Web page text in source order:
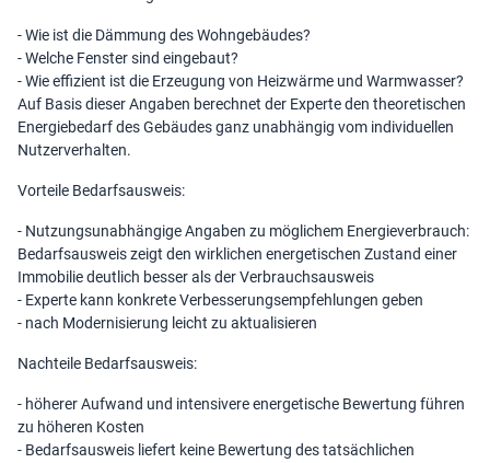
- Wie ist die Dämmung des Wohngebäudes?
- Welche Fenster sind eingebaut?
- Wie effizient ist die Erzeugung von Heizwärme und Warmwasser?
Auf Basis dieser Angaben berechnet der Experte den theoretischen
Energiebedarf des Gebäudes ganz unabhängig vom individuellen
Nutzerverhalten.
Vorteile Bedarfsausweis:
- Nutzungsunabhängige Angaben zu möglichem Energieverbrauch:
Bedarfsausweis zeigt den wirklichen energetischen Zustand einer
Immobilie deutlich besser als der Verbrauchsausweis
- Experte kann konkrete Verbesserungsempfehlungen geben
- nach Modernisierung leicht zu aktualisieren
Nachteile Bedarfsausweis:
- höherer Aufwand und intensivere energetische Bewertung führen
zu höheren Kosten
- Bedarfsausweis liefert keine Bewertung des tatsächlichen